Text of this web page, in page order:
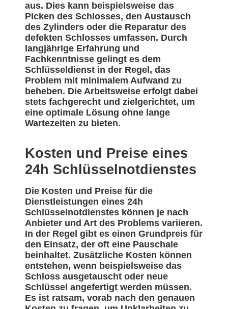
aus. Dies kann beispielsweise das
Picken des Schlosses, den Austausch
des Zylinders oder die Reparatur des
defekten Schlosses umfassen. Durch
langjährige Erfahrung und
Fachkenntnisse gelingt es dem
Schlüsseldienst in der Regel, das
Problem mit minimalem Aufwand zu
beheben. Die Arbeitsweise erfolgt dabei
stets fachgerecht und zielgerichtet, um
eine optimale Lösung ohne lange
Wartezeiten zu bieten.
Kosten und Preise eines
24h Schlüsselnotdienstes
Die Kosten und Preise für die
Dienstleistungen eines 24h
Schlüsselnotdienstes können je nach
Anbieter und Art des Problems variieren.
In der Regel gibt es einen Grundpreis für
den Einsatz, der oft eine Pauschale
beinhaltet. Zusätzliche Kosten können
entstehen, wenn beispielsweise das
Schloss ausgetauscht oder neue
Schlüssel angefertigt werden müssen.
Es ist ratsam, vorab nach den genauen